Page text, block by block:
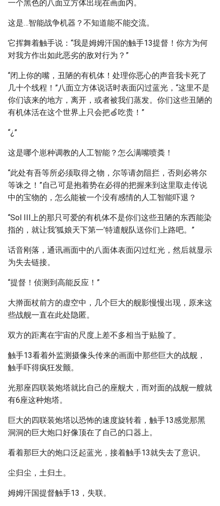
一个黑色的八面立方体出现在画面内。
这是…智能战争机器？不知道能不能交流。
它挥舞着触手说：“我是姆姆汗国的触手13提督！你方为何
对我方作出如此恶劣的敌对行为？”
“闭上你的嘴，丑陋的有机体！处理你恶心的声音我卡死了
几十个线程！”八面立方体说话时表面闪过蓝光，“这里不是
你们该来的地方，离开，或者被我们蒸发。你们这些丑陋的
有机体活在这个世界上只会把🍏吃贵！”
“¿”
这是哪个崽种调教的人工智能？怎么满嘴喷粪！
“此处有吾等所必须取得之物，尔等请勿阻拦，否则必将尔
等诛之！”自己可是抱着势在必得的把握来到这里取走传说
中的宝物的，怎么能被一个没有感情的人工智能吓退？
“Sol III上的那只可爱的有机体不是你们这些丑陋的东西能染
指的，就让我‘狐娘天下第一’特遣舰队送你们上路吧。”
话音刚落，通讯画面中的八面体表面闪过红光，然后就显示
为失去链接。
“提督！侦测到高能反应！”
大擀面杖前方的虚空中，几个巨大的舰影慢慢出现，原来这
些战舰一直在此处隐匿。
双方的距离在宇宙的尺度上差不多相当于贴脸了。
触手13看着外监测摄像头传来的画面中那些巨大的战舰，
触手吓得疯狂发颤。
光那座四联装炮塔就比自己的座舰大，而对面的战舰一艘就
有6座这种炮塔。
巨大的四联装炮塔以恐怖的速度旋转着，触手13感觉那黑
洞洞的巨大炮口好像顶在了自己的口器上。
看着那巨大的炮口泛起蓝光，接着触手13就失去了意识。
尘归尘，土归土。
姆姆汗国提督触手13，失联。